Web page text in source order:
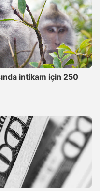
intikam için 250